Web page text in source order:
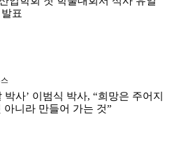
표
박사’ 이범식 박사, “희망은 주어지
아니라 만들어 가는 것”